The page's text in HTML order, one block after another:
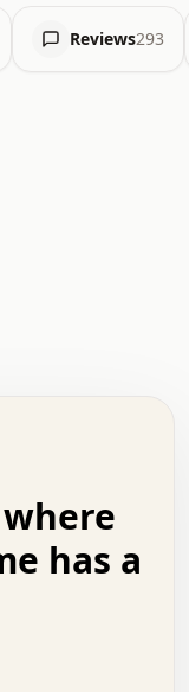
Reviews293
.   +   .   .
.   .   :   .
.   .   .   +
.   o   .   .
:   .   .   o
o   .   .   .
.   .   .   .
has a